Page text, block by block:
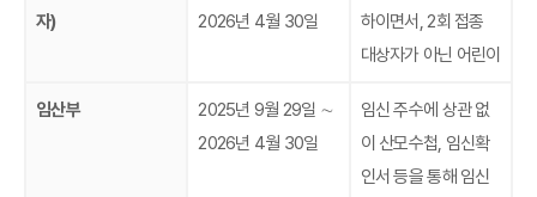
자)
2026년 4월 30일
하이면서, 2회 접종
대상자가 아닌 어린이
임산부
2025년 9월 29일 ∼
2026년 4월 30일
임신 주수에 상관 없
이 산모수첩, 임신확
인서 등을 통해 임신